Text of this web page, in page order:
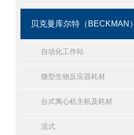
贝克曼库尔特（BECKMAN）
自动化工作站
微型生物反应器耗材
台式离心机主机及耗材
流式